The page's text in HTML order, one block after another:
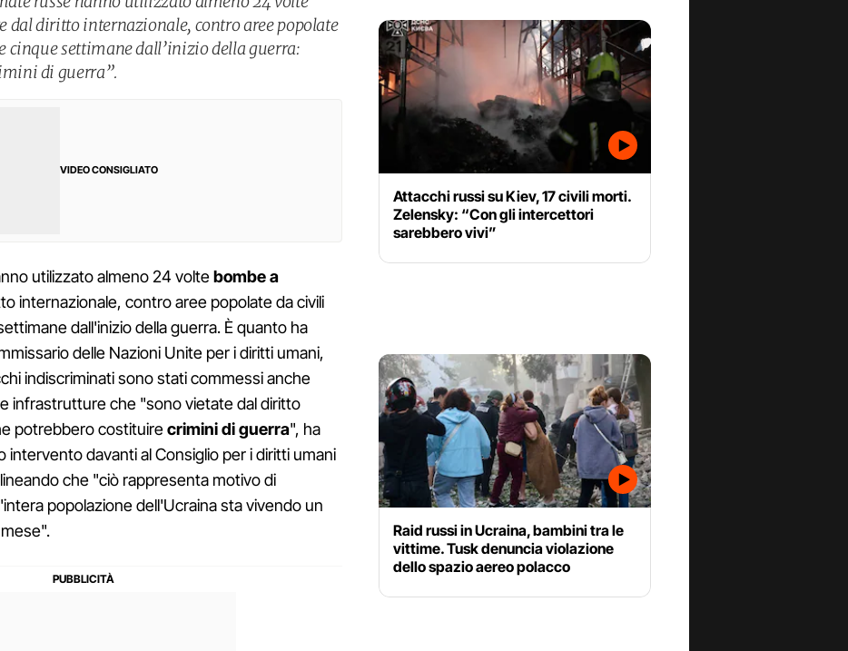
dal diritto internazionale, contro aree popolate
cinque settimane dall’inizio della guerra:
di guerra”.
VIDEO CONSIGLIATO
utilizzato almeno 24 voltebombe a
internazionale, contro aree popolate da civili
dall'inizio della guerra. È quanto ha
delle Nazioni Unite per i diritti umani,
indiscriminati sono stati commessi anche
e infrastrutture che "sono vietate dal diritto
potrebbero costituirecrimini di guerra", ha
intervento davanti al Consiglio per i diritti umani
che "ciò rappresenta motivo di
popolazione dell'Ucraina sta vivendo un
Attacchi russi su Kiev, 17 civili morti.
Zelensky: “Con gli intercettori
sarebbero vivi”
Raid russi in Ucraina, bambini tra le
vittime. Tusk denuncia violazione
dello spazio aereo polacco